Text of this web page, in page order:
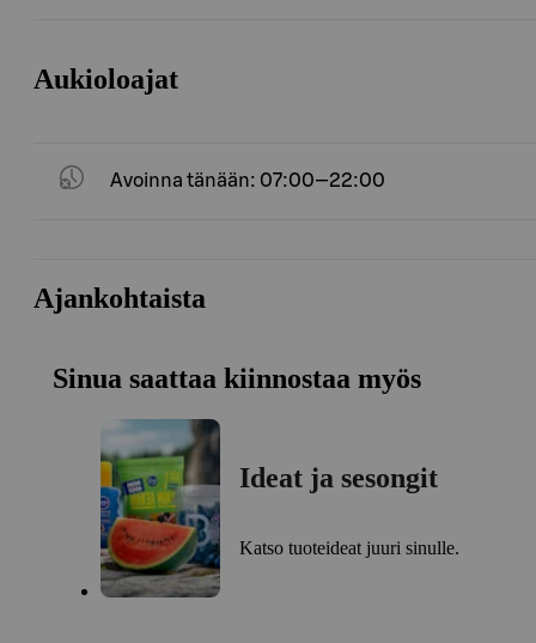
Aukioloajat
Avoinna tänään: 07:00—22:00
Ajankohtaista
Sinua saattaa kiinnostaa myös
Ideat ja sesongit
Katso tuoteideat juuri sinulle.